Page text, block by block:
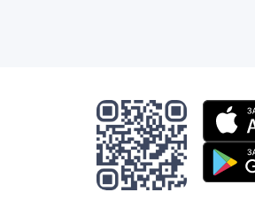
Мобильное
приложение